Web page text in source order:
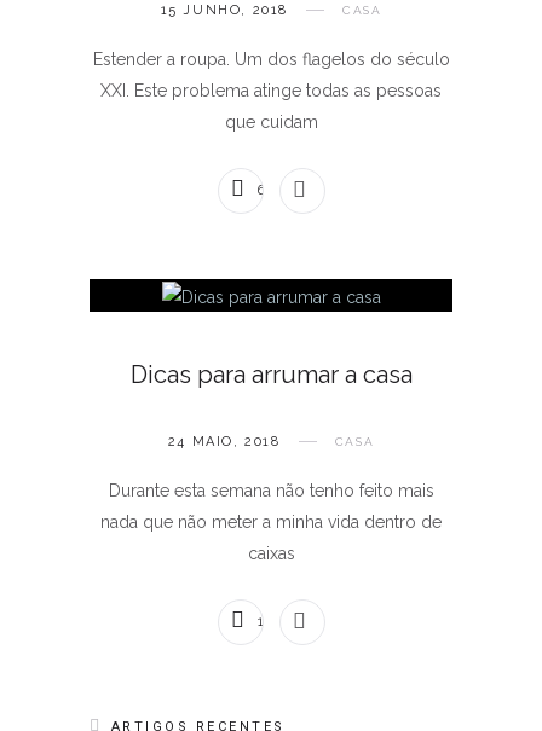
15 JUNHO, 2018 CASA
Estender a roupa. Um dos flagelos do século
XXI. Este problema atinge todas as pessoas
que cuidam
6 COMENTÁRIOS
Dicas para arrumar a casa
24 MAIO, 2018 CASA
Durante esta semana não tenho feito mais
nada que não meter a minha vida dentro de
caixas
1 COMENTÁRIO
ARTIGOS RECENTES